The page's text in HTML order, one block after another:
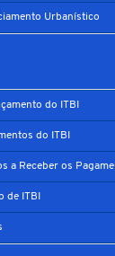
Urbanístico
do ITBI
do ITBI
a Receber os
de ITBI